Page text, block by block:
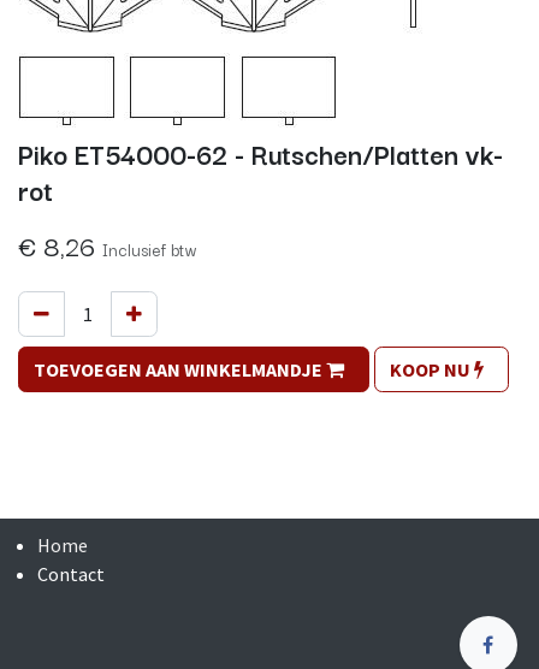
Piko ET54000-62 - Rutschen/Platten vk-
rot
€ 8,26 Inclusief btw
TOEVOEGEN AAN WINKELMANDJE KOOP NU
Home
Contact